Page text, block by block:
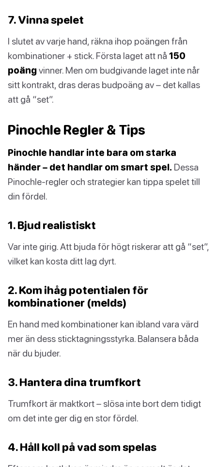
7. Vinna spelet
I slutet av varje hand, räkna ihop poängen från
kombinationer + stick. Första laget att nå 150
poängvinner. Men om budgivande laget inte når
sitt kontrakt, dras deras budpoäng av – det kallas
att gå “set”.
Pinochle Regler & Tips
Pinochle handlar inte bara om starka
händer – det handlar om smart spel. Dessa
Pinochle-regler och strategier kan tippa spelet till
din fördel.
1. Bjud realistiskt
Var inte girig. Att bjuda för högt riskerar att gå “set”,
vilket kan kosta ditt lag dyrt.
2. Kom ihåg potentialen för
kombinationer (melds)
En hand med kombinationer kan ibland vara värd
mer än dess sticktagningsstyrka. Balansera båda
när du bjuder.
3. Hantera dina trumfkort
Trumfkort är maktkort – slösa inte bort dem tidigt
om det inte ger dig en stor fördel.
4. Håll koll på vad som spelas